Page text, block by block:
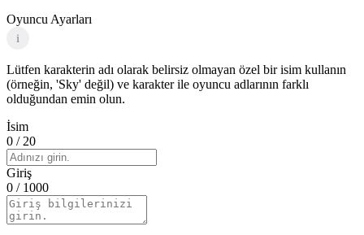
Oyuncu Ayarları
i
Lütfen karakterin adı olarak belirsiz olmayan özel bir isim kullanın
(örneğin, 'Sky' değil) ve karakter ile oyuncu adlarının farklı
olduğundan emin olun.
İsim
0 / 20
Giriş
0 / 1000